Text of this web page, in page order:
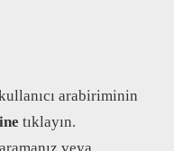
arabiriminin
tıklayın.
veya